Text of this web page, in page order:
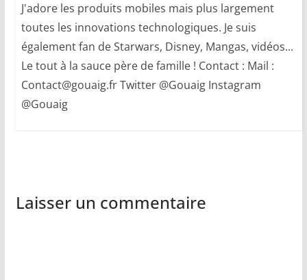
J'adore les produits mobiles mais plus largement
toutes les innovations technologiques. Je suis
également fan de Starwars, Disney, Mangas, vidéos...
Le tout à la sauce père de famille ! Contact : Mail :
Contact@gouaig.fr Twitter @Gouaig Instagram
@Gouaig
Laisser un commentaire